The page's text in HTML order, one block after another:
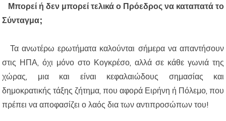
Μπορεί ή δεν μπορεί τελικά ο Πρόεδρος να καταπατά το
Σύνταγμα;
Τα ανωτέρω ερωτήματα καλούνται σήμερα να απαντήσουν
στις ΗΠΑ, όχι μόνο στο Κογκρέσο, αλλά σε κάθε γωνιά της
χώρας, μια και είναι κεφαλαιώδους σημασίας και
δημοκρατικής τάξης ζήτημα, που αφορά Ειρήνη ή Πόλεμο, που
πρέπει να αποφασίζει ο λαός δια των αντιπροσώπων του!